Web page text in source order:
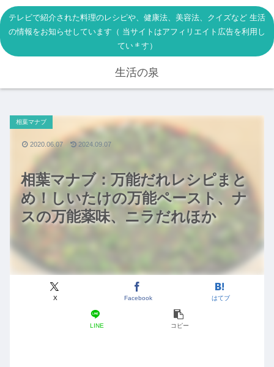
テレビで紹介された料理のレシピや、健康法、美容法、クイズなど 生活
の情報をお知らせしています（ 当サイトはアフィリエイト広告を利用し
ています）
生活の泉
相葉マナブ：万能だれレシピまと
め！しいたけの万能ペースト、ナ
スの万能薬味、ニラだれほか
相葉マナブ
X Facebook はてブ
LINE コピー
2020.06.07 2024.09.07